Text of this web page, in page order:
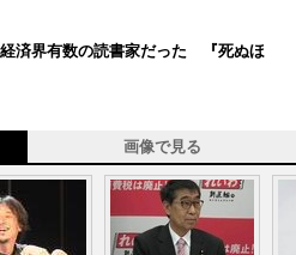
済界有数の読書家だった 『死ぬほ
画像で見る